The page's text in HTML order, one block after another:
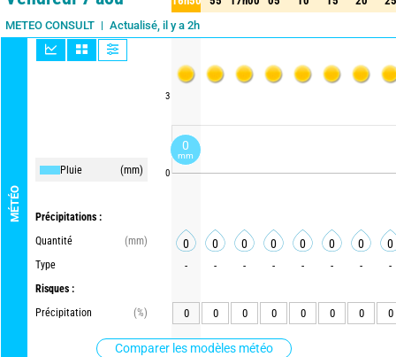
METEO CONSULT Actualisé, il y a 2h
MÉTÉO
Pluie (mm)
Précipitations :
Quantité
(mm)
Type
Risques :
Précipitation
(%)
Comparer les modèles météo
3
0
0 0 0 0 0 0 0 0
- - - - - - - -
0 0 0 0 0 0 0 0
0
mm